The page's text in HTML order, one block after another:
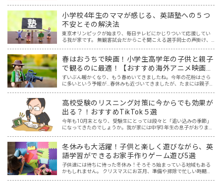
小学校4年生のママが感じる、英語塾への５つ
不安とその解決法
東京オリンピックが始まり、毎日テレビにかじりついて応援してい
る我が家です。 無観客試合だからこそ聞こえる選手同士の声掛け、
春はおうちで映画！小学生高学年の子供と親子
で観るのに最適！【おすすめ海外アニメ映画５
選】
ずいぶん暖かくなり、もう春めいてきましたね。今年の花粉はさら
に多いという予報が…春休みも近づいてきましたが、たまには親子で
高校受験のリスニング対策に今からでも効果が
出る？！おすすめTikTok５選
今年も10月末となり、受験生にとっては段々と「追い込みの季節」
になってきたのでしょうか。我が家には中学3年生の息子がおりま
冬休みも大活躍！子供と楽しく遊びながら、英
語学習ができるお家手作りゲーム遊び5選
子供達には待ちに待った冬休み！そろそろ始まっている地域もある
かもしれません。 クリスマスにお正月、準備や掃除で忙しい時期で